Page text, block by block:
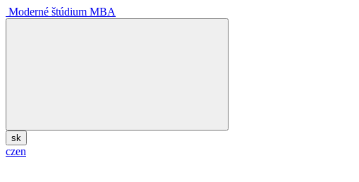
Moderné štúdium MBA
sk
czen